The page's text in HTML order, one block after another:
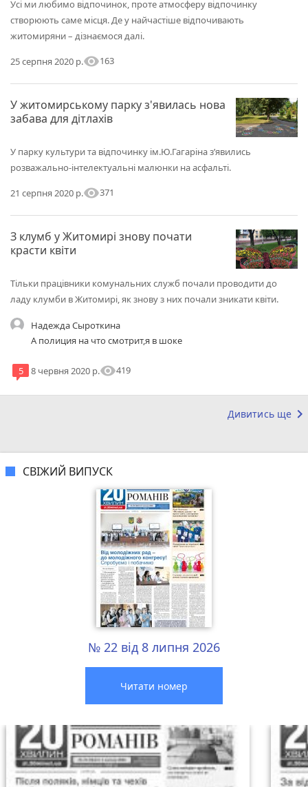
Усі ми любимо відпочинок, проте атмосферу відпочинку
створюють саме місця. Де у найчастіше відпочивають
житомиряни – дізнаємося далі.
25 серпня 2020 р.visibility163
У житомирському парку з'явилась нова
забава для дітлахів
У парку культури та відпочинку ім.Ю.Гагаріна з’явились
розважально-інтелектуальні малюнки на асфальті.
21 серпня 2020 р.visibility371
З клумб у Житомирі знову почати
красти квіти
Тільки працівники комунальних служб почали проводити до
ладу клумби в Житомирі, як знову з них почали зникати квіти.
Надежда Сыроткина
А полиция на что смотрит,я в шоке
5 8 червня 2020 р.visibility419
Дивитись ще keyboard_arrow_right
СВІЖИЙ ВИПУСК
№ 22 від 8 липня 2026
Читати номер